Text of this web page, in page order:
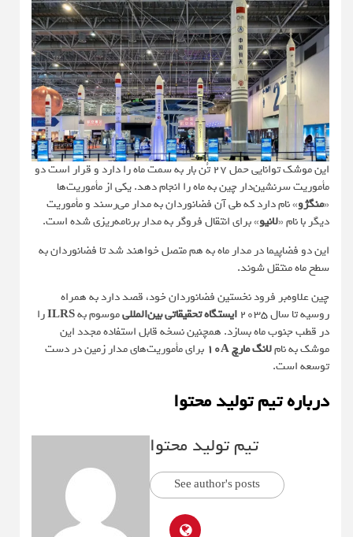
این موشک توانایی حمل 27 تُن بار به سمت ماه را دارد و قرار است دو
مأموریت سرنشین‌دار چین به ماه را انجام دهد. یکی از مأموریت‌ها
«منگژو» نام دارد که طی آن فضانوردان به مدار می‌رسند و مأموریت
دیگر با نام «لانیو» برای انتقال فروگر به مدار برنامه‌ریزی شده است.
این دو فضاپیما در مدار ماه به هم متصل خواهند شد تا فضانوردان به
سطح ماه منتقل شوند.
چین علاوه‌بر فرود نخستین فضانوردان خود، قصد دارد به همراه
روسیه تا سال 2035
ایستگاه تحقیقاتی بین‌المللیموسوم بهILRSرا
در قطب جنوب ماه بسازد. همچنین نسخه قابل استفاده مجدد این
موشک به ناملانگ مارچ 10A
برای مأموریت‌های مدار زمین در دست
توسعه است.
درباره تیم تولید محتوا
تیم تولید محتوا
See author's posts